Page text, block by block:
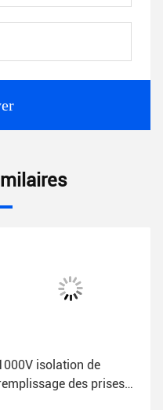
3 rallonges de
remplissage de